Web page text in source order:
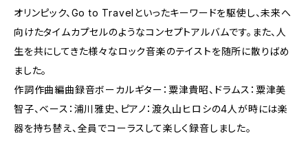
オリンピック、Go to Travelといったキーワードを駆使し、未来へ
向けたタイムカプセルのようなコンセプトアルバムです。また、人
生を共にしてきた様々なロック音楽のテイストを随所に散りばめ
ました。
作詞作曲編曲録音ボーカルギター：粟津貴昭、ドラムス：粟津美
智子、ベース：浦川雅史、ピアノ：渡久山ヒロシの4人が時には楽
器を持ち替え、全員でコーラスして楽しく録音しました。